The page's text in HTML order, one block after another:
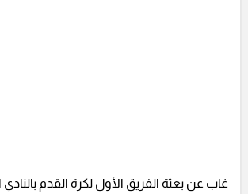
غاب عن بعثة الفريق الأول لكرة القدم بالنادي